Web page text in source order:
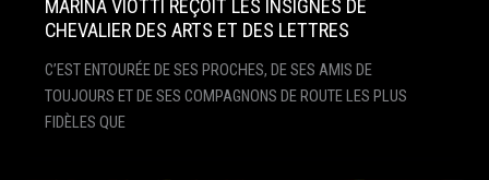
MARINA VIOTTI REÇOIT LES INSIGNES DE
CHEVALIER DES ARTS ET DES LETTRES
C’EST ENTOURÉE DE SES PROCHES, DE SES AMIS DE
TOUJOURS ET DE SES COMPAGNONS DE ROUTE LES PLUS
FIDÈLES QUE